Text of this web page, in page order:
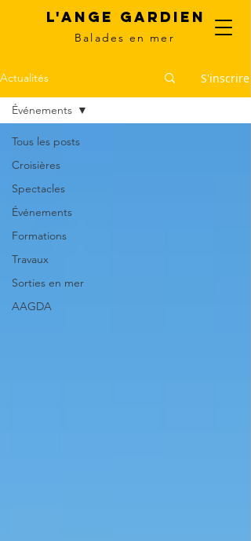
L'Ange Gardien
Balades en mer
Actualités S'inscrire
Tous les posts
Croisières
Spectacles
Événements
Formations
Travaux
Sorties en mer
AAGDA
Événements